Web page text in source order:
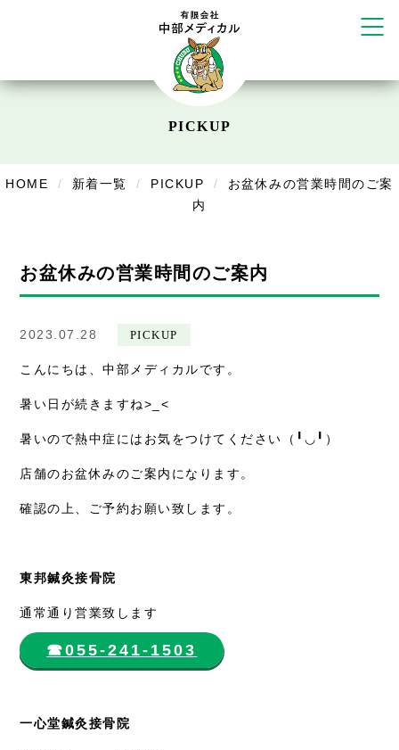
デイサービス
美容鍼・コルギ
症例別施術
採用情報
PICKUP
HOME 新着一覧 PICKUP
お盆休みの営業時間のご案
内
お盆休みの営業時間のご案内
2023.07.28 PICKUP
こんにちは、中部メディカルです。
暑い日が続きますね>_<
暑いので熱中症にはお気をつけてください（╹◡╹）
店舗のお盆休みのご案内になります。
確認の上、ご予約お願い致します。
東邦鍼灸接骨院
通常通り営業致します
☎︎055-241-1503
一心堂鍼灸接骨院